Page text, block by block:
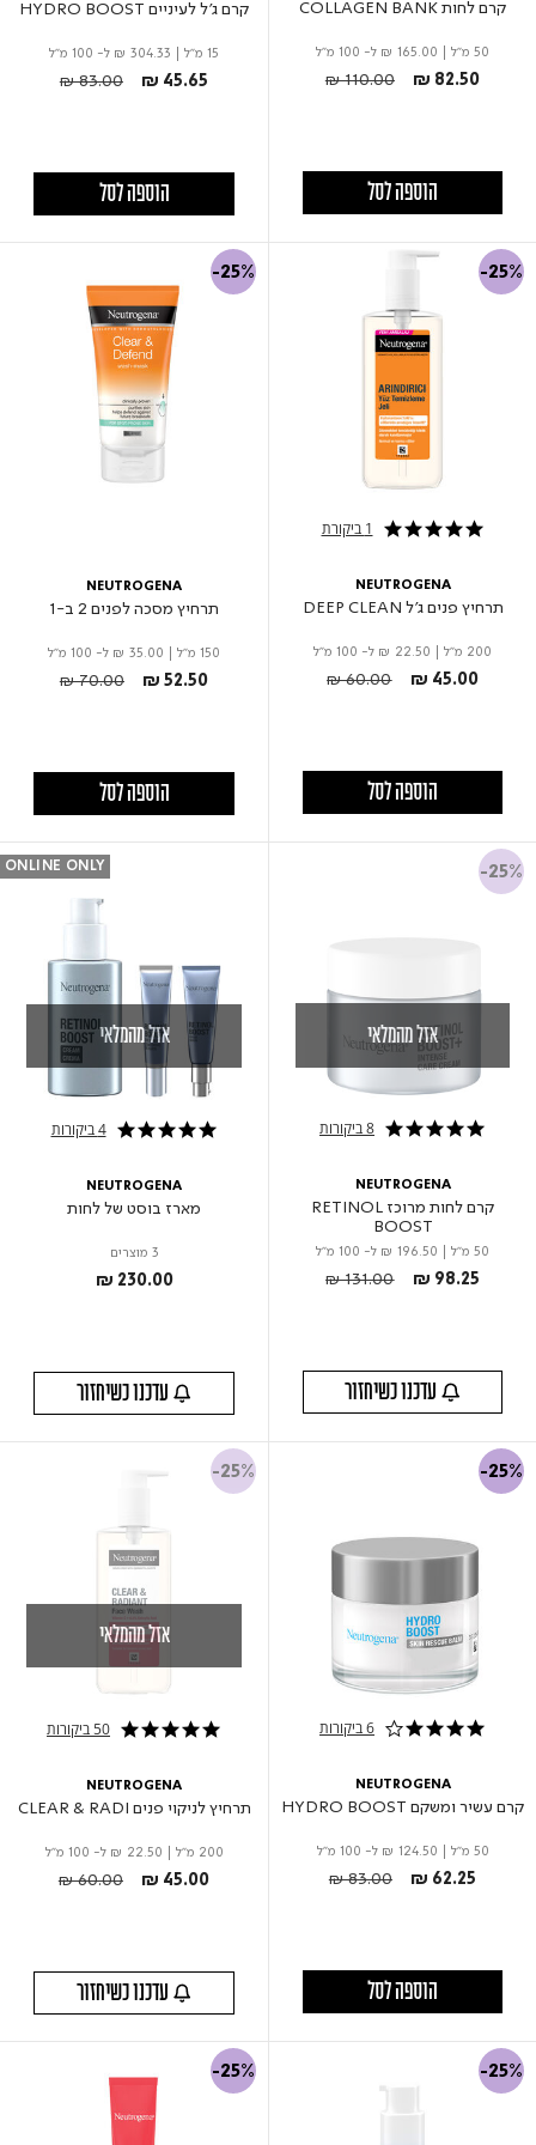
קרם לחות COLLAGEN BANK
50 מ"ל ₪ 165.00 ל- 100 מ"ל
₪ 82.50
Price reduced from
₪ 110.00to
הוספה לסל
קרם ג'ל לעיניים HYDRO BOOST
15 מ"ל ₪ 304.33 ל- 100 מ"ל
₪ 45.65
Price reduced from
₪ 83.00to
הוספה לסל
5.0 star rating 1 ביקורת
-25%
NEUTROGENA
תרחיץ פנים ג'ל DEEP CLEAN
200 מ"ל ₪ 22.50 ל- 100 מ"ל
₪ 45.00
Price reduced from
₪ 60.00to
הוספה לסל
-25%
NEUTROGENA
תרחיץ מסכה לפנים 2 ב-1
150 מ"ל ₪ 35.00 ל- 100 מ"ל
₪ 52.50
Price reduced from
₪ 70.00to
הוספה לסל
אזל מהמלאי
5.0 star rating 8 ביקורות
-25%
NEUTROGENA
קרם לחות מרוכז RETINOL
BOOST
50 מ"ל ₪ 196.50 ל- 100 מ"ל
₪ 98.25
Price reduced from
₪ 131.00to
אזל מהמלאי
5.0 star rating 4 ביקורות
ONLINE ONLY
NEUTROGENA
מארז בוסט של לחות
3 מוצרים
₪ 230.00
4.0 star rating 6 ביקורות
-25%
NEUTROGENA
קרם עשיר ומשקם HYDRO BOOST
50 מ"ל ₪ 124.50 ל- 100 מ"ל
₪ 62.25
Price reduced from
₪ 83.00to
הוספה לסל
אזל מהמלאי
5.0 star rating 50 ביקורות
-25%
NEUTROGENA
תרחיץ לניקוי פנים CLEAR & RADI
200 מ"ל ₪ 22.50 ל- 100 מ"ל
₪ 45.00
Price reduced from
₪ 60.00to
-25%
-25%